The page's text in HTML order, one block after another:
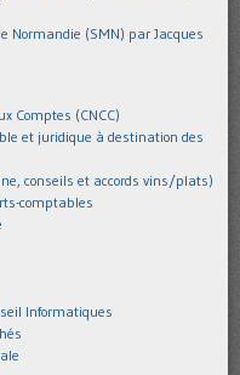
Normandie (SMN) par Jacques
Comptes (CNCC)
et juridique à destination des
conseils et accords vins/plats)
comptables
Informatiques